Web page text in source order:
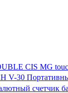
счетчик